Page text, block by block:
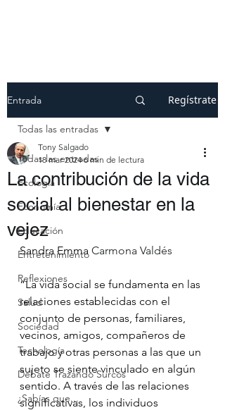
Entrada Regístrate
Todas las entradas
Ecología
Economía
Educación
Entretenimiento
Reflexiones
Salud
Sociedad
Tecnología
Debate Trazando Surcos
¿Sabías que...
Todas las entradas
La contribución de la vida
social al bienestar en la
vejez
Tony Salgado
18 mar 2024 6 min de lectura
Sandra Emma Carmona Valdés
“La vida social se fundamenta en las
relaciones establecidas con el
conjunto de personas, familiares,
vecinos, amigos, compañeros de
trabajo y otras personas a las que un
sujeto se siente vinculado en algún
sentido. A través de las relaciones
significativas, los individuos